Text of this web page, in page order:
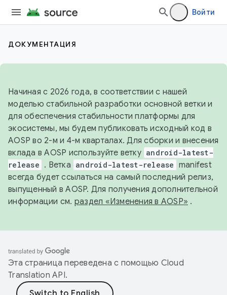
Войти
ДОКУМЕНТАЦИЯ
Начиная с 2026 года, в соответствии с нашей
моделью стабильной разработки основной ветки и
для обеспечения стабильности платформы для
экосистемы, мы будем публиковать исходный код в
AOSP во 2-м и 4-м кварталах. Для сборки и внесения
вклада в AOSP используйте ветку android-latest-
release . Ветка android-latest-release manifest
всегда будет ссылаться на самый последний релиз,
выпущенный в AOSP. Для получения дополнительной
информации см. раздел «Изменения в AOSP» .
Эта страница переведена с помощью Cloud
Translation API.